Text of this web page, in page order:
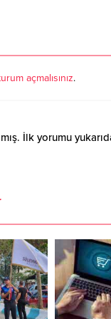
açmalısınız.
İlk yorumu